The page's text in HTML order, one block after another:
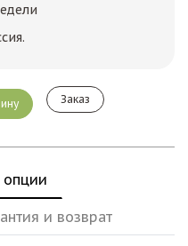
Заказ
опции
и возврат